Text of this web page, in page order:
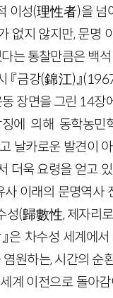
이성(理性者)을
없지 않지만, 문명
는 통찰만큼은 백
『금강(錦江)』
장면을 그린 14장
에 의해 동학농
날카로운 발견이
더욱 요령을 얻고
이래의 문명역
성(歸數性, 제자
은 차수성 세계에
염원하는, 시간의
계 이전으로 돌아